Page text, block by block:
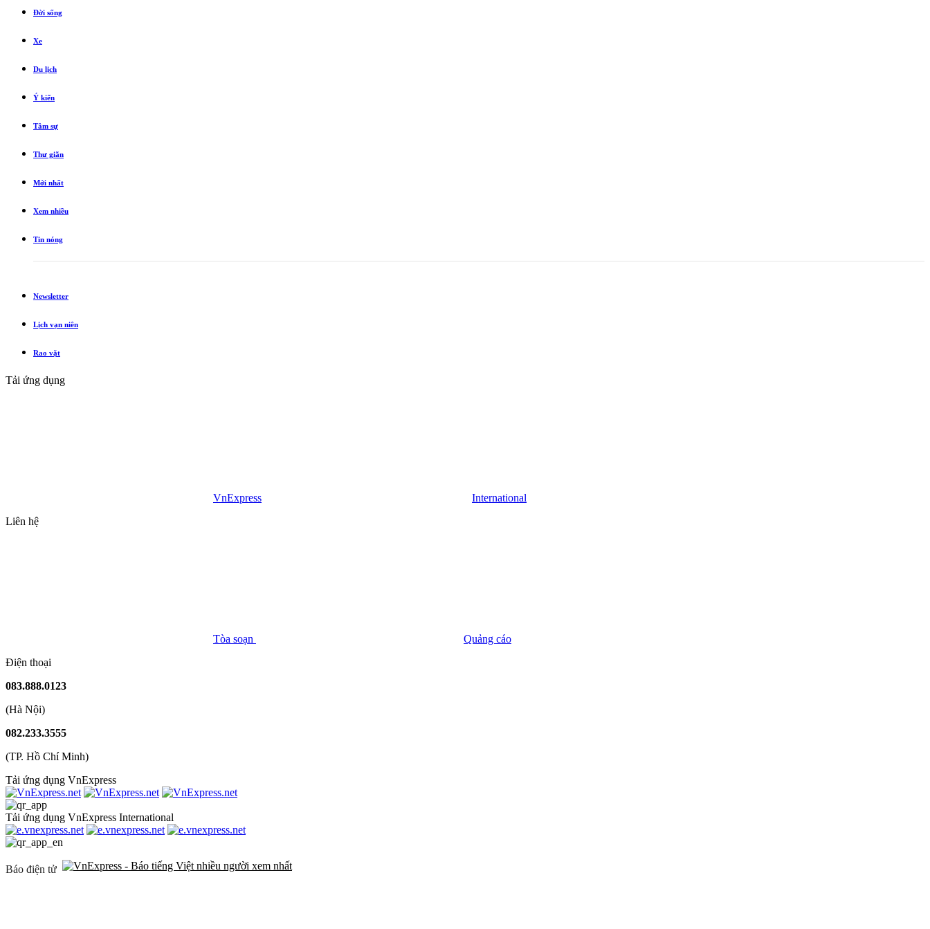
Đời sống
Xe
Du lịch
Ý kiến
Tâm sự
Thư giãn
Mới nhất
Xem nhiều
Tin nóng
Newsletter
Lịch vạn niên
Rao vặt
Tải ứng dụng
VnExpress
International
Liên hệ
Tòa soạn
Quảng cáo
Điện thoại
083.888.0123
(Hà Nội)
082.233.3555
(TP. Hồ Chí Minh)
Tải ứng dụng VnExpress
Tải ứng dụng VnExpress International
Báo điện tử